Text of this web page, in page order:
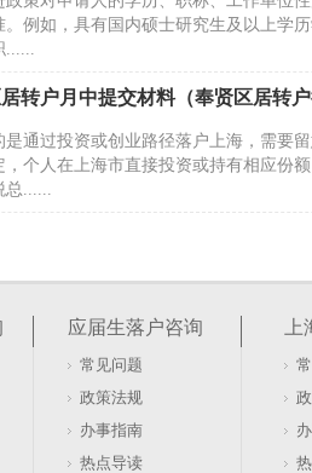
。例如，具有国内硕士研究生及以上学
......
居转户月中提交材料（奉贤区居转户
是通过投资或创业路径落户上海，需要
，个人在上海市直接投资或持有相应份
总......
海涉及学历认证、工作单位资质、社保
海的公司一定要有申请资质（应
）
海，签约公司的申请资质是关键前提。
应届生落户咨询
常见问题
政策法规
办事指南
热点导读